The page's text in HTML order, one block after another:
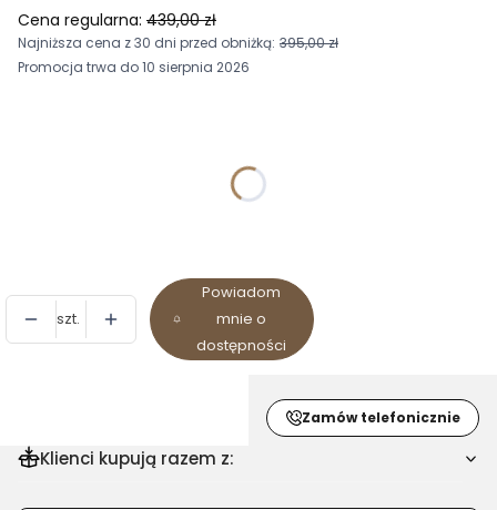
Cena regularna: 439,00 zł
Najniższa cena z 30 dni przed obniżką: 395,00 zł
Promocja trwa do 10 sierpnia 2026
szt.
Powiadom
mnie o
dostępności
Zamów telefonicznie
Klienci kupują razem z: